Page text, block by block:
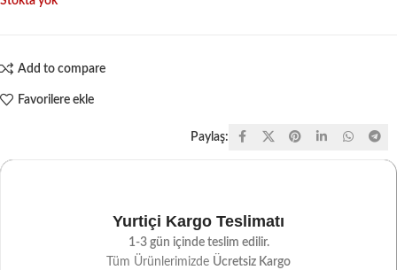
Add to compare
Favorilere ekle
Paylaş:
Yurtiçi Kargo Teslimatı
1-3 gün içinde teslim edilir.
Tüm Ürünlerimizde Ücretsiz Kargo